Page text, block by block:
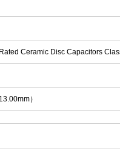
Ceramic Disc Capacitors
）